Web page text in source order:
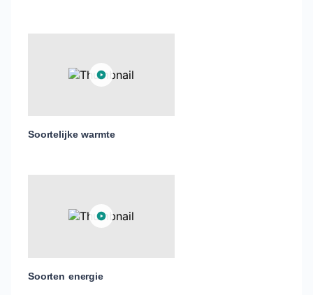
Soortelijke warmte
Soorten energie